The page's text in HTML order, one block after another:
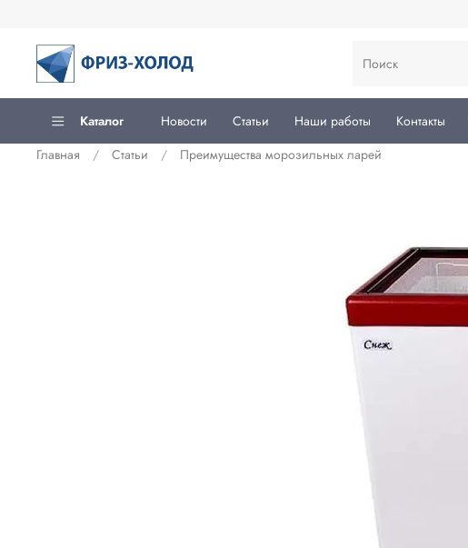
Каталог Новости Статьи Наши работы Контакты
Главная
Статьи Преимущества морозильных ларей